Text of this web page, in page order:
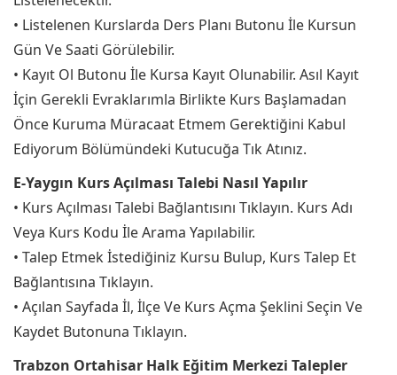
• Listelenen Kurslarda Ders Planı Butonu İle Kursun
Gün Ve Saati Görülebilir.
• Kayıt Ol Butonu İle Kursa Kayıt Olunabilir. Asıl Kayıt
İçin Gerekli Evraklarımla Birlikte Kurs Başlamadan
Önce Kuruma Müracaat Etmem Gerektiğini Kabul
Ediyorum Bölümündeki Kutucuğa Tık Atınız.
E-Yaygın Kurs Açılması Talebi Nasıl Yapılır
• Kurs Açılması Talebi Bağlantısını Tıklayın. Kurs Adı
Veya Kurs Kodu İle Arama Yapılabilir.
• Talep Etmek İstediğiniz Kursu Bulup, Kurs Talep Et
Bağlantısına Tıklayın.
• Açılan Sayfada İl, İlçe Ve Kurs Açma Şeklini Seçin Ve
Kaydet Butonuna Tıklayın.
Trabzon Ortahisar Halk Eğitim Merkezi Talepler